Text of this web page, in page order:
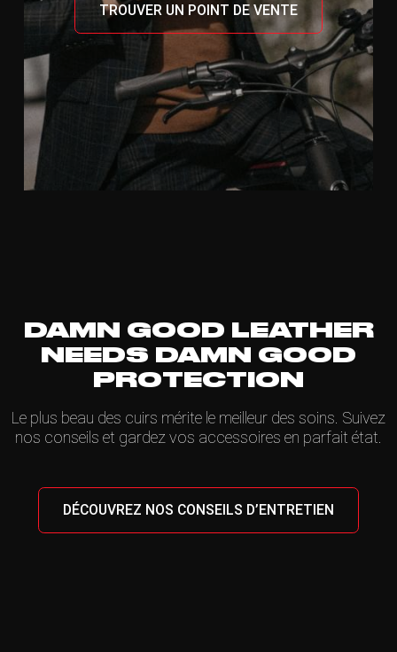
TROUVER UN POINT DE VENTE
DAMN GOOD LEATHER
NEEDS DAMN GOOD
PROTECTION
Le plus beau des cuirs mérite le meilleur des soins. Suivez
nos conseils et gardez vos accessoires en parfait état.
DÉCOUVREZ NOS CONSEILS D’ENTRETIEN